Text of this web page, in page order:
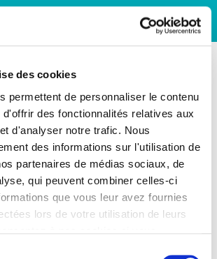
des cookies
permettent de personnaliser le contenu
des fonctionnalités relatives aux
d'analyser notre trafic. Nous
des informations sur l'utilisation de
partenaires de médias sociaux, de
qui peuvent combiner celles-ci
que vous leur avez fournies
lors de votre utilisation de leurs